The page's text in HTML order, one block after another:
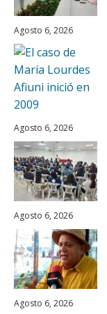
Agosto 6, 2026
Agosto 6, 2026
Agosto 6, 2026
Agosto 6, 2026